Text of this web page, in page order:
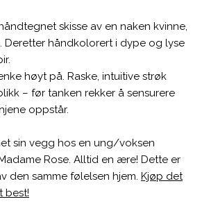
skisse av en naken kvinne,
håndkolorert i dype og lyse
høyt på. Raske, intuitive strøk
– før tanken rekker å sensurere
oppstår.
sin vegg hos en ung/voksen
Rose. Alltid en ære! Dette er
den samme følelsen hjem. Kjøp det
best!